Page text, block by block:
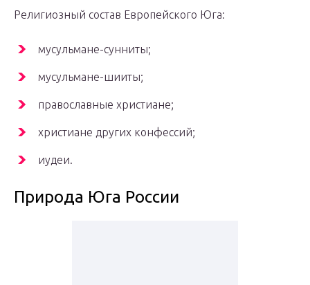
Религиозный состав Европейского Юга:
мусульмане-сунниты;
мусульмане-шииты;
православные христиане;
христиане других конфессий;
иудеи.
Природа Юга России